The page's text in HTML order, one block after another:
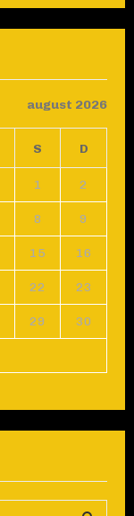
august 2026
S D
1 2
8 9
15 16
22 23
29 30